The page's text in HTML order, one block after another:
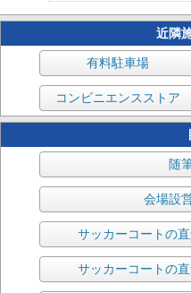
近隣
有料駐車場
コンビニエンスストア
随
会場設
サッカーコートの
サッカーコートの